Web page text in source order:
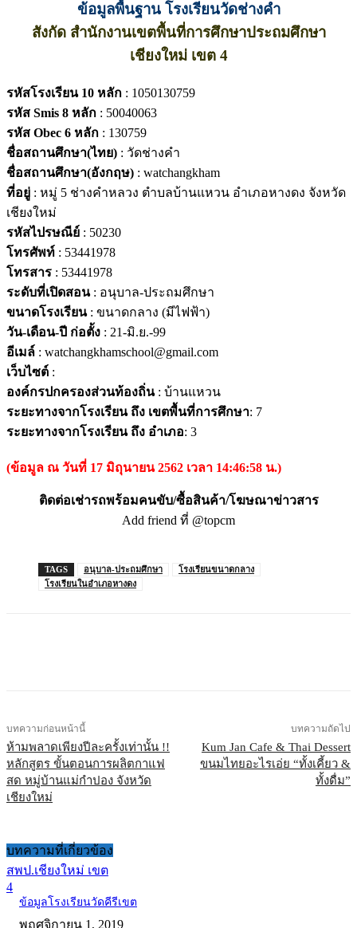
ข้อมูลพื้นฐาน โรงเรียนวัดช่างคำ
สังกัด สำนักงานเขตพื้นที่การศึกษาประถมศึกษา
เชียงใหม่ เขต 4
รหัสโรงเรียน 10 หลัก : 1050130759
รหัส Smis 8 หลัก : 50040063
รหัส Obec 6 หลัก : 130759
ชื่อสถานศึกษา(ไทย) : วัดช่างคำ
ชื่อสถานศึกษา(อังกฤษ) : watchangkham
ที่อยู่ : หมู่ 5 ช่างคำหลวง ตำบลบ้านแหวน อำเภอหางดง จังหวัด
เชียงใหม่
รหัสไปรษณีย์ : 50230
โทรศัพท์ : 53441978
โทรสาร : 53441978
ระดับที่เปิดสอน: อนุบาล-ประถมศึกษา
ขนาดโรงเรียน: ขนาดกลาง (มีไฟฟ้า)
วัน-เดือน-ปี ก่อตั้ง : 21-มิ.ย.-99
อีเมล์ : watchangkhamschool@gmail.com
เว็บไซต์ :
องค์กรปกครองส่วนท้องถิ่น: บ้านแหวน
ระยะทางจากโรงเรียน ถึง เขตพื้นที่การศึกษา: 7
ระยะทางจากโรงเรียน ถึง อำเภอ: 3
(ข้อมูล ณ วันที่ 17 มิถุนายน 2562 เวลา 14:46:58 น.)
ติดต่อเช่ารถพร้อมคนขับ/ซื้อสินค้า/โฆษณาข่าวสาร
Add friend ที่ @topcm
TAGS อนุบาล-ประถมศึกษา
โรงเรียนขนาดกลาง
โรงเรียนในอำเภอหางดง
บทความก่อนหน้านี้
ห้ามพลาดเพียงปีละครั้งเท่านั้น !!
หลักสูตร ขั้นตอนการผลิตกาแฟ
สด หมู่บ้านแม่กำปอง จังหวัด
เชียงใหม่
บทความถัดไป
Kum Jan Cafe & Thai Dessert
ขนมไทยอะไรเอ่ย “ทั้งเคี้ยว &
ทั้งดื่ม”
บทความที่เกี่ยวข้อง
สพป.เชียงใหม่ เขต
4
ข้อมูลโรงเรียนวัดคีรีเขต
พฤศจิกายน 1, 2019